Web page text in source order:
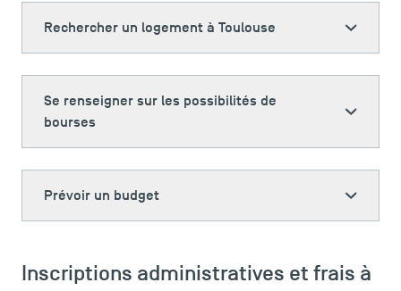
Rechercher un logement à Toulouse
Se renseigner sur les possibilités de
bourses
Prévoir un budget
Inscriptions administratives et frais à